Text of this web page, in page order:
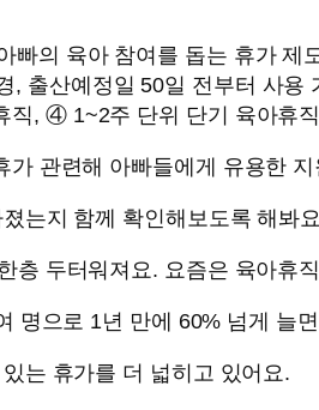
빠의 육아 참여를 돕는 휴가 제
경, 출산예정일 50일 전부터 사
직, ④ 1~2주 단위 단기 육아휴
가 관련해 아빠들에게 유용한
는지 함께 확인해보도록 해봐
층 두터워져요. 요즘은 육아휴
명으로 1년 만에 60% 넘게 늘
는 휴가를 더 넓히고 있어요.